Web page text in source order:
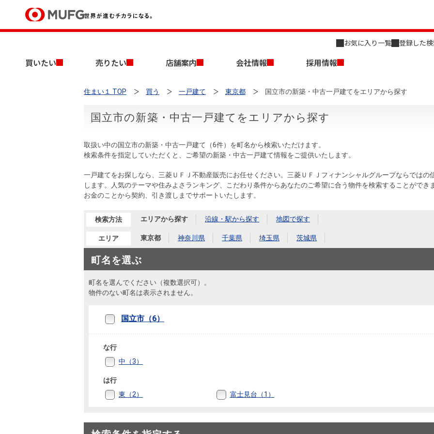
お気に入り一覧 登録した
買いたい 売りたい 店舗案内 会社情報 採用情報
買いたいTOP
中古マンションを探す 新築・中古一戸建てを探す
購入向けサービス
住まいと暮らしの税金の本（電子ブック）
売りたいTOP
無料査定 売却相談
売却向けサービス
住まいと暮らしの税金の本（電子ブック）
店舗案内TOP
店舗のご案内（首都圏） 店舗のご案内（名古屋）
会社情報TOP
会社概要
組織図
本社地図
会社案内（電子ブック版）
採用情報TOP
キャリア採用情報
売りたい
住まい１ TOP 買う 一戸建て 東京都 国立市の新築・中古一戸建てをエリアから探す
国立市の新築・中古一戸建てをエリアから探す
取扱い中の国立市の新築・中古一戸建て（6件）を町名から検索いただけます。
検索条件を指定していただくと、ご希望の新築・中古一戸建て情報をご提供いたします。
一戸建てをお探しなら、三菱ＵＦＪ不動産販売にお任せください。三菱ＵＦＪフィナンシャルグループならではの
します。人気のテーマや住みよさランキング、こだわり条件からあなたのご希望に合う物件を検索することができ
お金のことから契約、引き渡しまでサポートいたします。
検索方法 エリアから探す 沿線・駅から探す 地図で探す
エリア 東京都 神奈川県 千葉県 埼玉県 茨城県
町名を選ぶ
町名を選んでください（複数選択可）。
物件のない町名は表示されません。
国立市（6）
な行
中（3）
は行
東（2）
富士見台（1）